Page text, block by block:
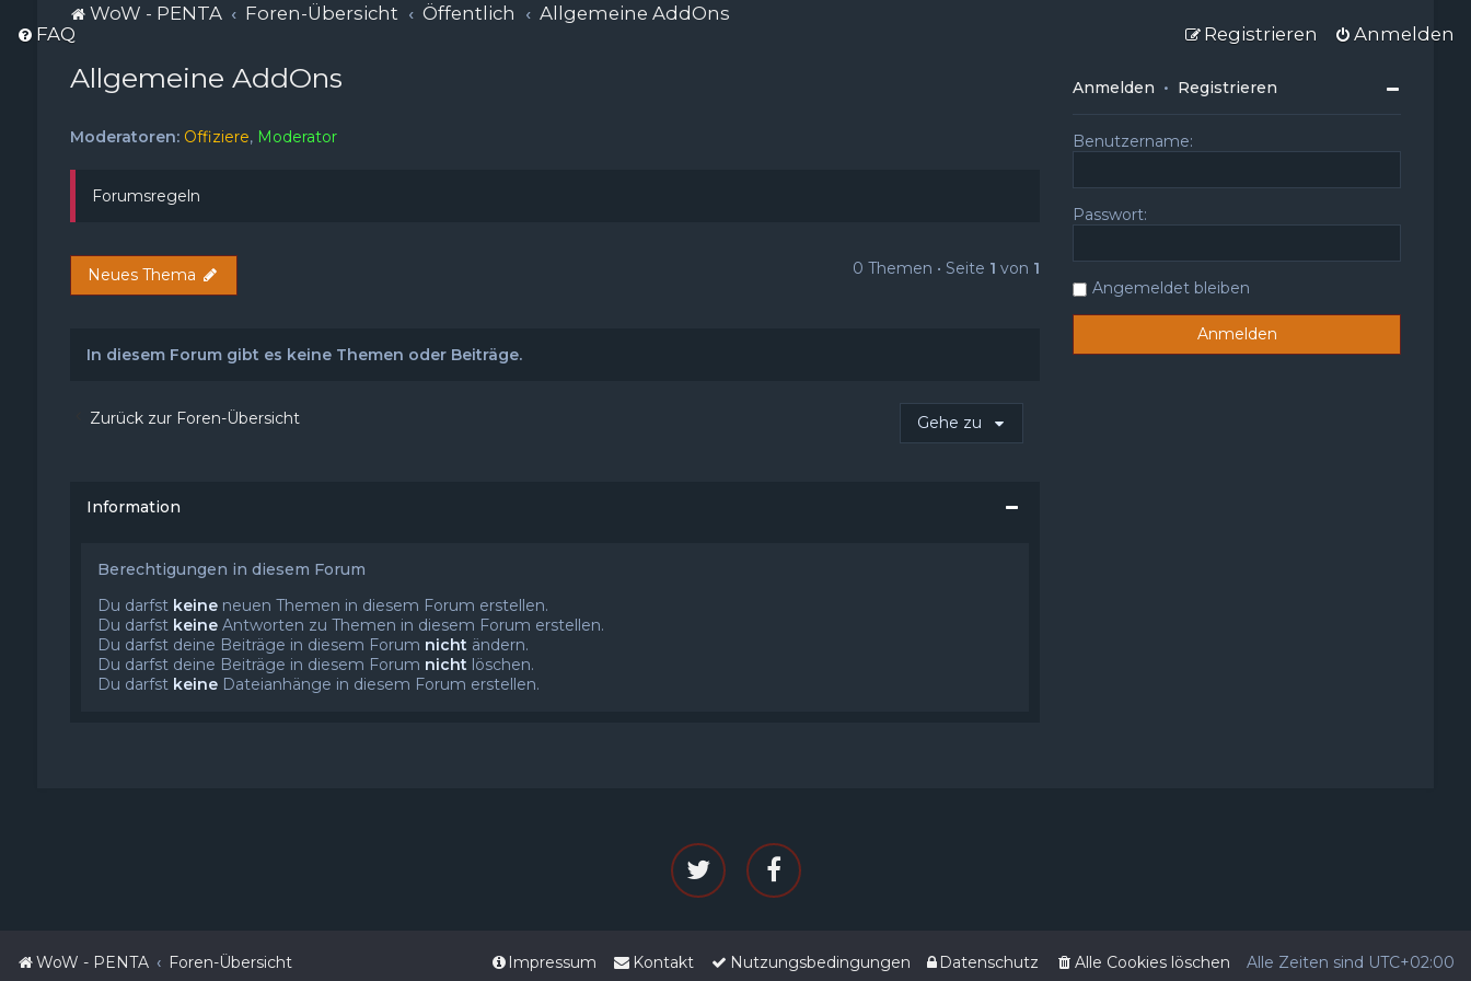
FAQ Anmelden
Registrieren
WoW - PENTA Foren-Übersicht Öffentlich Allgemeine AddOns
Allgemeine AddOns
Moderatoren: Offiziere, Moderator
Forumsregeln
Neues Thema 0 Themen • Seite 1 von 1
In diesem Forum gibt es keine Themen oder Beiträge.
Zurück zur Foren-Übersicht Gehe zu
Information
Berechtigungen in diesem Forum
Du darfst keineneuen Themen in diesem Forum erstellen.
Du darfst keineAntworten zu Themen in diesem Forum erstellen.
Du darfst deine Beiträge in diesem Forum nicht ändern.
Du darfst deine Beiträge in diesem Forum nicht löschen.
Du darfst keineDateianhänge in diesem Forum erstellen.
Anmelden • Registrieren
Benutzername:
Passwort:
Angemeldet bleiben
WoW - PENTA Foren-Übersicht Alle Zeiten sind UTC+02:00
Alle Cookies löschen
Datenschutz
Nutzungsbedingungen
Kontakt
Impressum